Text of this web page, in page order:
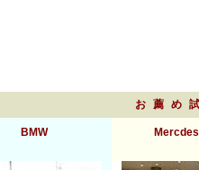
お薦め
BMW